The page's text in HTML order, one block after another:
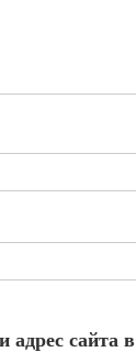
сайта